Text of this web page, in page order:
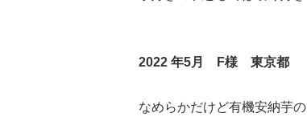
2022 年5月 F様 東京都
なめらかだけど有機安納芋の